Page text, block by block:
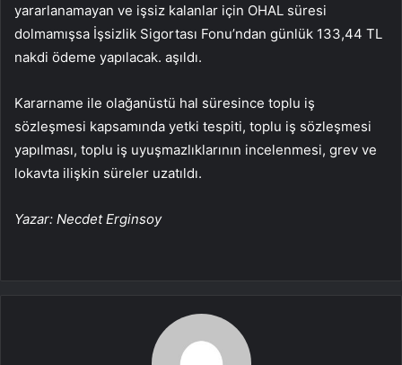
yararlanamayan ve işsiz kalanlar için OHAL süresi
dolmamışsa İşsizlik Sigortası Fonu’ndan günlük 133,44 TL
nakdi ödeme yapılacak. aşıldı.
Kararname ile olağanüstü hal süresince toplu iş
sözleşmesi kapsamında yetki tespiti, toplu iş sözleşmesi
yapılması, toplu iş uyuşmazlıklarının incelenmesi, grev ve
lokavta ilişkin süreler uzatıldı.
Yazar: Necdet Erginsoy